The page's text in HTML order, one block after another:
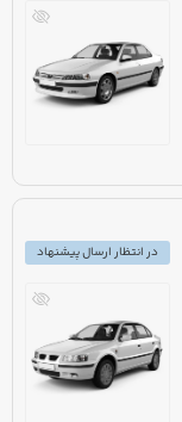
در انتظار ارسال پیشنهاد